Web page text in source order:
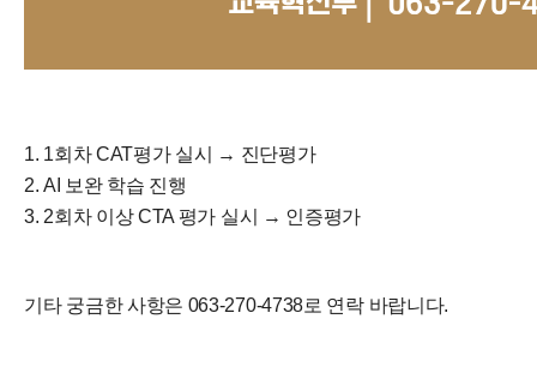
1. 1회차 CAT평가 실시 → 진단평가
2. AI 보완 학습 진행
3. 2회차 이상 CTA 평가 실시 → 인증평가
기타 궁금한 사항은 063-270-4738로 연락 바랍니다.